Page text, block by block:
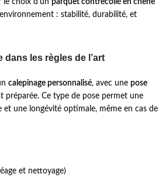
le choix d’un parquet contrecollé en chêne
: stabilité, durabilité, et
dans les règles de l’art
calepinage personnalisé, avec une pose
préparée. Ce type de pose permet une
une longévité optimale, même en cas de
et nettoyage)